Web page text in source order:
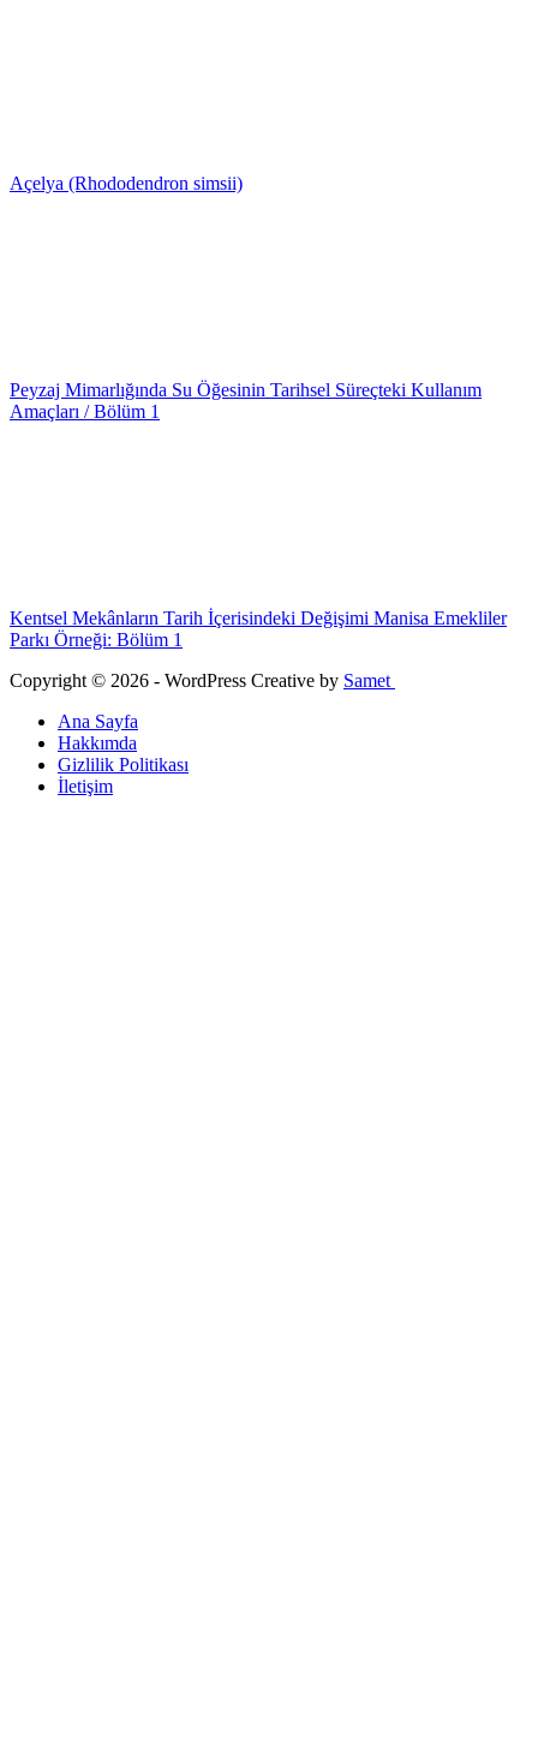
Açelya (Rhododendron simsii)
Peyzaj Mimarlığında Su Öğesinin Tarihsel Süreçteki Kullanım
Amaçları / Bölüm 1
Kentsel Mekânların Tarih İçerisindeki Değişimi Manisa Emekliler
Parkı Örneği: Bölüm 1
Copyright © 2026 - WordPress Creative by Samet
Ana Sayfa
Hakkımda
Gizlilik Politikası
İletişim